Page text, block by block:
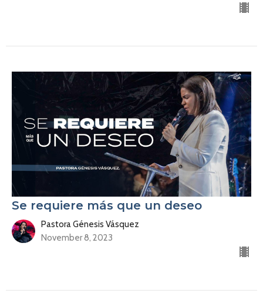
Se requiere más que un deseo
Pastora Génesis Vásquez
November 8, 2023